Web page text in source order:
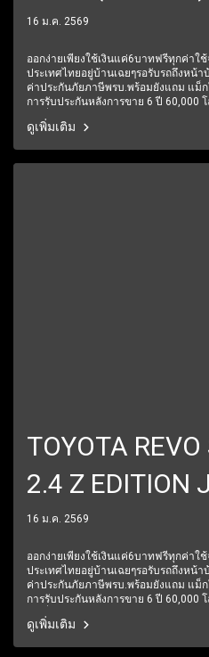
ราคา279,000บ
16 ม.ค. 2569
ออกง่ายเพียงใช้เงินแค่6บาทฟรีทุกค่าใ
ประเทศไทยอยู่บ้านเฉยๆรอรับรถถึงห
ค่าประกันภัยภาษีพรบ.พร้อมยังแถม แม็
การรับประกันหลังการขาย 6 ปี 60,000
24 ชั่วโมง1 ปีเต็ม6 เดือนแรกรับประกัน
250 คัน
ดูเพิ่มเติม
TOYOTA
2.4 Z EDITION J PLUS MT
ปี2019 ราคา
16 ม.ค. 2569
ออกง่ายเพียงใช้เงินแค่6บาทฟรีทุกค่าใ
ประเทศไทยอยู่บ้านเฉยๆรอรับรถถึงห
ค่าประกันภัยภาษีพรบ.พร้อมยังแถม แม็
การรับประกันหลังการขาย 6 ปี 60,000
24 ชั่วโมง1 ปีเต็ม6 เดือนแรกรับประกัน
250 คัน
ดูเพิ่มเติม